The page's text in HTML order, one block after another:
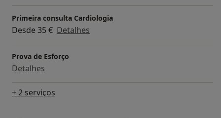
Primeira consulta Cardiologia
Desde 35 € Detalhes
Prova de Esforço
Detalhes
+ 2 serviços